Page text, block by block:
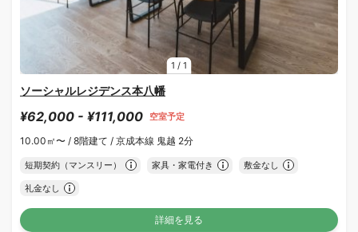
1 / 1
ソーシャルレジデンス本八幡
¥62,000 - ¥111,000 空室予定
10.00㎡〜 / 8階建て / 京成本線 鬼越 2分
短期契約（マンスリー） 家具・家電付き 敷金なし
礼金なし
詳細を見る